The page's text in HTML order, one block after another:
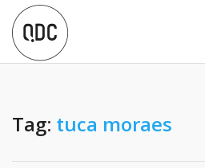
Tag: tuca moraes